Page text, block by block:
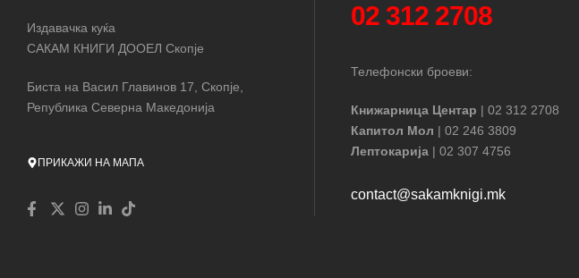
Издавачка куќа
САКАМ КНИГИ ДООЕЛ Скопје
Биста на Васил Главинов 17, Скопје,
Република Северна Македонија
ПРИКАЖИ НА МАПА
02 312 2708
Телефонски броеви:
Книжарница Центар | 02 312 2708
Капитол Мол | 02 246 3809
Лептокарија | 02 307 4756
contact@sakamknigi.mk